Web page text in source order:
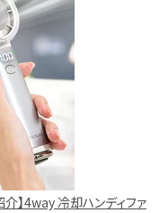
】4way 冷却ハンディファ